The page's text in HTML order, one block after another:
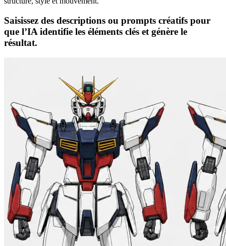
Saisissez des descriptions ou prompts créatifs pour
que l’IA identifie les éléments clés et génère le
résultat.